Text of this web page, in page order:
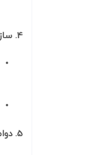
4. سازگاری و سهولت استفاده
5. دوام و طول عمر بالا